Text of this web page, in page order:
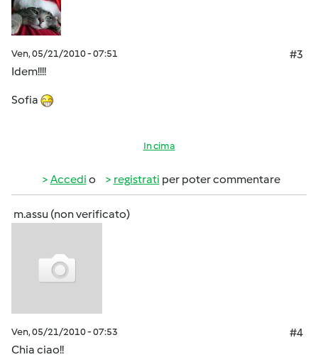
Ven, 05/21/2010 - 07:51
#3
Idem!!!!
Sofia
In cima
Accedi o registrati per poter commentare
m.assu (non verificato)
Ven, 05/21/2010 - 07:53
#4
Chia ciao!!